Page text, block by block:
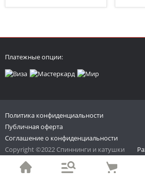
Платежные опции:
Политика конфиденциальности
Публичная оферта
Соглашение о конфиденциальности
Copyright ©2022 Спиннинги и катушки
Все права защищены